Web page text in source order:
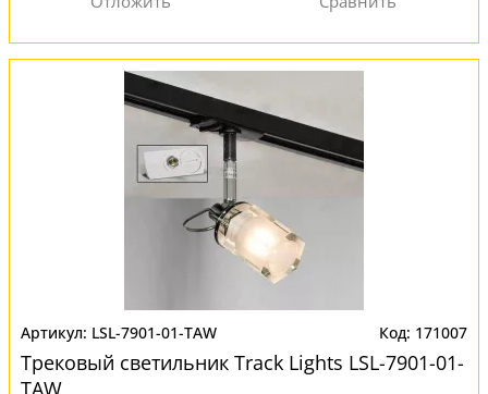
LSL-7901-01-TAW 171007
Трековый светильник Track Lights LSL-7901-01-
TAW